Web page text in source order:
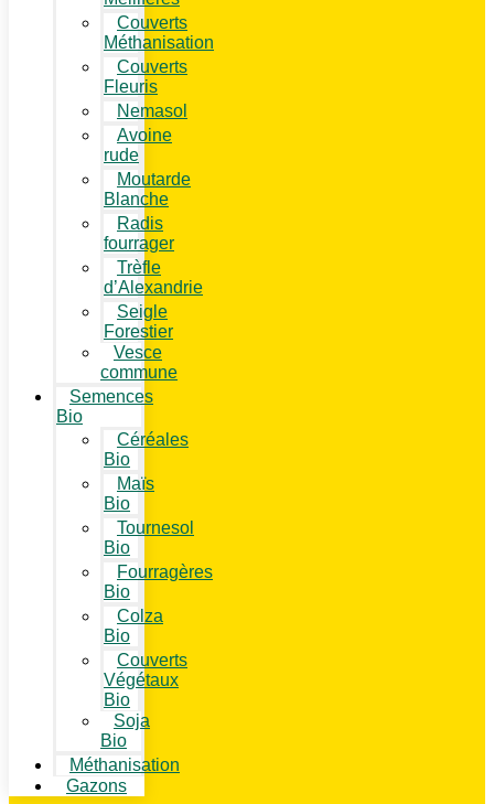
Couverts
Méthanisation
Couverts
Fleuris
Nemasol
Avoine
rude
Moutarde
Blanche
Radis
fourrager
Trèfle
d’Alexandrie
Seigle
Forestier
Vesce
commune
Semences
Bio
Céréales
Bio
Maïs
Bio
Tournesol
Bio
Fourragères
Bio
Colza
Bio
Couverts
Végétaux
Bio
Soja
Bio
Méthanisation
Gazons